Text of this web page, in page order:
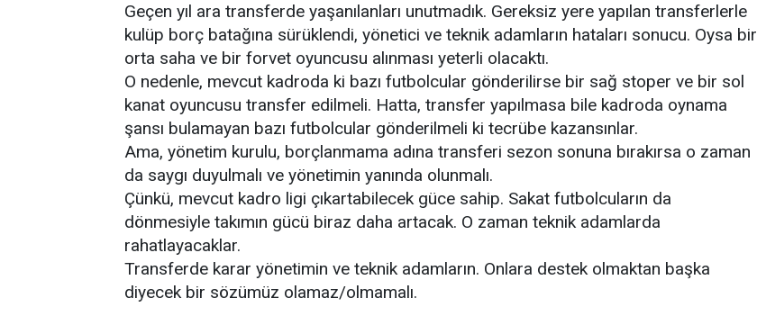
Geçen yıl ara transferde yaşanılanları unutmadık. Gereksiz yere yapılan transferlerle
kulüp borç batağına sürüklendi, yönetici ve teknik adamların hataları sonucu. Oysa bir
orta saha ve bir forvet oyuncusu alınması yeterli olacaktı.
O nedenle, mevcut kadroda ki bazı futbolcular gönderilirse bir sağ stoper ve bir sol
kanat oyuncusu transfer edilmeli. Hatta, transfer yapılmasa bile kadroda oynama
şansı bulamayan bazı futbolcular gönderilmeli ki tecrübe kazansınlar.
Ama, yönetim kurulu, borçlanmama adına transferi sezon sonuna bırakırsa o zaman
da saygı duyulmalı ve yönetimin yanında olunmalı.
Çünkü, mevcut kadro ligi çıkartabilecek güce sahip. Sakat futbolcuların da
dönmesiyle takımın gücü biraz daha artacak. O zaman teknik adamlarda
rahatlayacaklar.
Transferde karar yönetimin ve teknik adamların. Onlara destek olmaktan başka
diyecek bir sözümüz olamaz/olmamalı.